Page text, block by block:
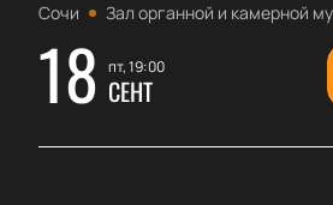
Сочи Зал органной и камерной
18 пт, 19:00
СЕНТ